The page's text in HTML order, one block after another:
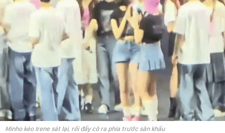
Minho kéo Irene sát lại, rồi đẩy cô ra phía trước sân khấu